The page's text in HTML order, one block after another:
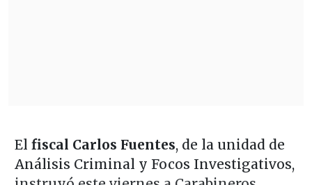
El fiscal Carlos Fuentes, de la unidad de
Análisis Criminal y Focos Investigativos,